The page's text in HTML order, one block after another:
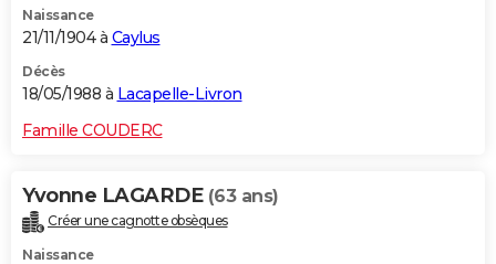
Naissance
21/11/1904 à Caylus
Décès
18/05/1988 à Lacapelle-Livron
Famille COUDERC
Yvonne LAGARDE (63 ans)
Créer une cagnotte obsèques
Naissance